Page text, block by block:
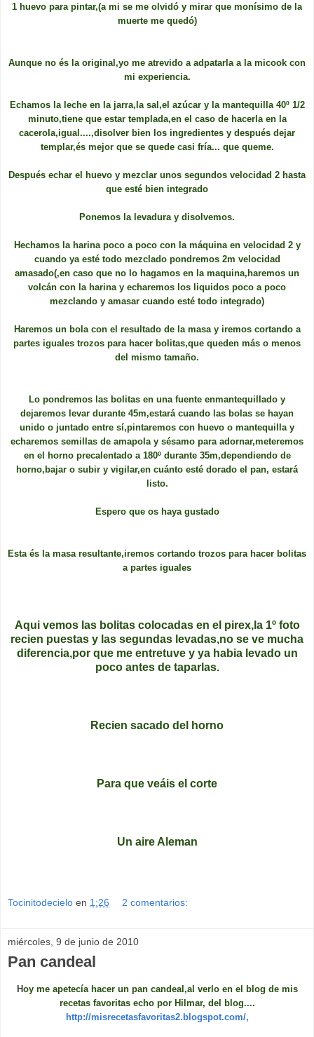
1 huevo para pintar,(a mi se me olvidó y mirar que monísimo de la
muerte me quedó)
Aunque no és la original,yo me atrevido a adpatarla a la micook con
mi experiencia.
Echamos la leche en la jarra,la sal,el azúcar y la mantequilla 40º 1/2
minuto,tiene que estar templada,en el caso de hacerla en la
cacerola,igual....,disolver bien los ingredientes y después dejar
templar,és mejor que se quede casi fría... que queme.
Después echar el huevo y mezclar unos segundos velocidad 2 hasta
que esté bien integrado
Ponemos la levadura y disolvemos.
Hechamos la harina poco a poco con la máquina en velocidad 2 y
cuando ya esté todo mezclado pondremos 2m velocidad
amasado(,en caso que no lo hagamos en la maquina,haremos un
volcán con la harina y echaremos los liquidos poco a poco
mezclando y amasar cuando esté todo integrado)
Haremos un bola con el resultado de la masa y iremos cortando a
partes iguales trozos para hacer bolitas,que queden más o menos
del mismo tamaño.
Lo pondremos las bolitas en una fuente enmantequillado y
dejaremos levar durante 45m,estará cuando las bolas se hayan
unido o juntado entre sí,pintaremos con huevo o mantequilla y
echaremos semillas de amapola y sésamo para adornar,meteremos
en el horno precalentado a 180º durante 35m,dependiendo de
horno,bajar o subir y vigilar,en cuánto esté dorado el pan, estará
listo.
Espero que os haya gustado
Esta és la masa resultante,iremos cortando trozos para hacer bolitas
a partes iguales
Aqui vemos las bolitas colocadas en el pirex,la 1º foto
recien puestas y las segundas levadas,no se ve mucha
diferencia,por que me entretuve y ya habia levado un
poco antes de taparlas.
Recien sacado del horno
Para que veáis el corte
Un aire Aleman
Tocinitodecielo en 1:26 2 comentarios:
miércoles, 9 de junio de 2010
Pan candeal
Hoy me apetecía hacer un pan candeal,al verlo en el blog de mis
recetas favoritas echo por Hilmar, del blog....
http://misrecetasfavoritas2.blogspot.com/,